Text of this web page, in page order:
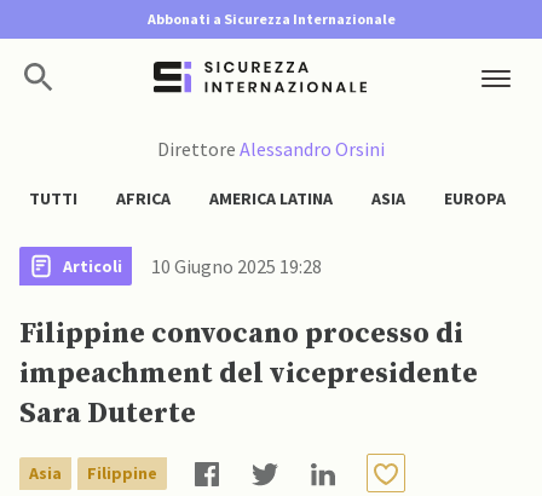
Abbonati a Sicurezza Internazionale
Direttore Alessandro Orsini
TUTTI AFRICA AMERICA LATINA ASIA EUROPA
Articoli 10 Giugno 2025 19:28
Filippine convocano processo di
impeachment del vicepresidente
Sara Duterte
Asia Filippine